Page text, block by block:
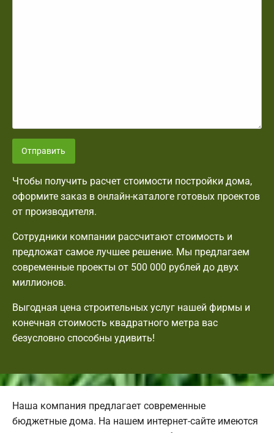
Отправить
Чтобы получить расчет стоимости постройки дома,
оформите заказ в онлайн-каталоге готовых проектов
от производителя.
Сотрудники компании рассчитают стоимость и
предложат самое лучшее решение. Мы предлагаем
современные проекты от 500 000 рублей до двух
миллионов.
Выгодная цена строительных услуг нашей фирмы и
конечная стоимость квадратного метра вас
безусловно способны удивить!
Наша компания предлагает современные
бюджетные дома. На нашем интернет-сайте имеются